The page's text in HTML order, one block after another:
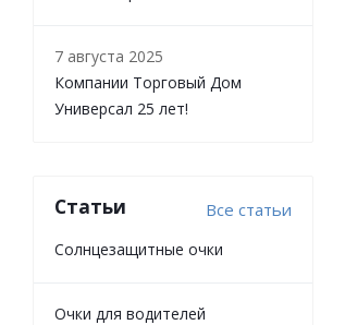
7 августа 2025
Компании Торговый Дом
Универсал 25 лет!
Статьи Все статьи
Солнцезащитные очки
Очки для водителей